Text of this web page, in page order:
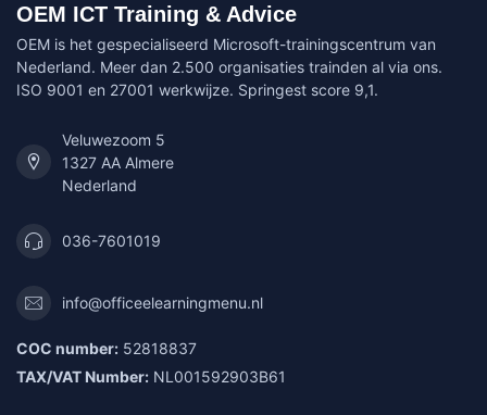
OEM ICT Training & Advice
OEM is het gespecialiseerd Microsoft-trainingscentrum van
Nederland. Meer dan 2.500 organisaties trainden al via ons.
ISO 9001 en 27001 werkwijze. Springest score 9,1.
Veluwezoom 5
1327 AA Almere
Nederland
036-7601019
info@officeelearningmenu.nl
COC number: 52818837
TAX/VAT Number: NL001592903B61